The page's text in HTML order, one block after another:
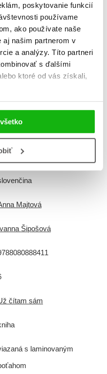
poskytovanie funkcií
používame
ako používate naše
aj našim partnerom v
a analýzy. Títo partneri
s ďalšími
ktoré od vás získali,
knihy
mm
0,64 kg
Majtová
Šipošová
čítam sám
s laminovaným